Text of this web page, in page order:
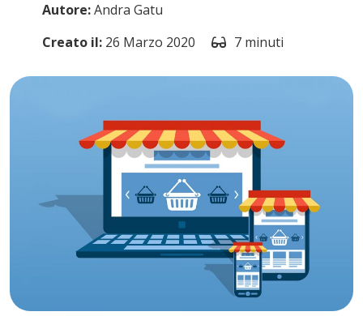
Autore:Andra Gatu
Creato il: 26 Marzo 2020 7 minuti